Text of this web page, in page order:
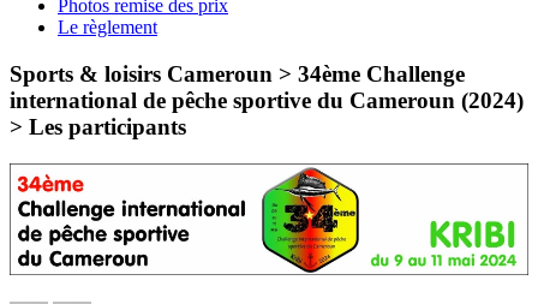
Photos remise des prix
Le règlement
Sports & loisirs Cameroun > 34ème Challenge
international de pêche sportive du Cameroun (2024)
> Les participants